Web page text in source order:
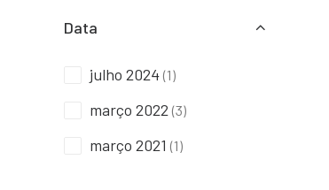
Data
julho 2024 (1)
março 2022 (3)
março 2021 (1)